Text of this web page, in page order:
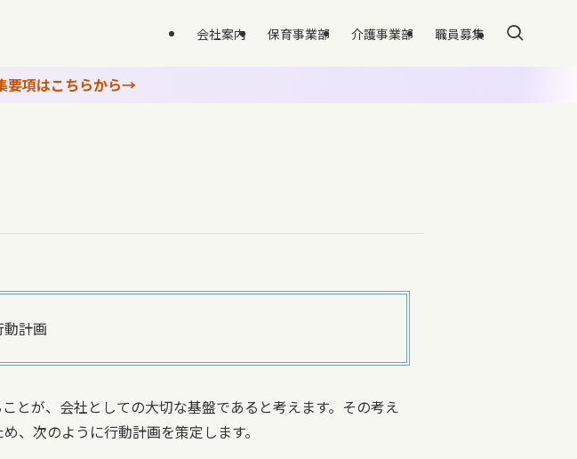
会社案内 保育事業部 介護事業部 職員募集
要項はこちらから→
計画
とが、会社としての大切な基盤であると考えます。その考え
、次のように行動計画を策定します。